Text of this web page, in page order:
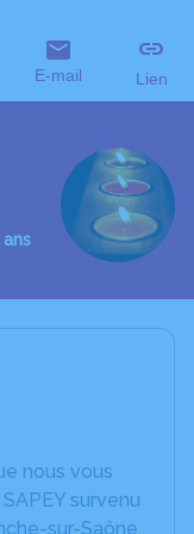
E-mail Lien
nous vous
survenu
sur-Saône.